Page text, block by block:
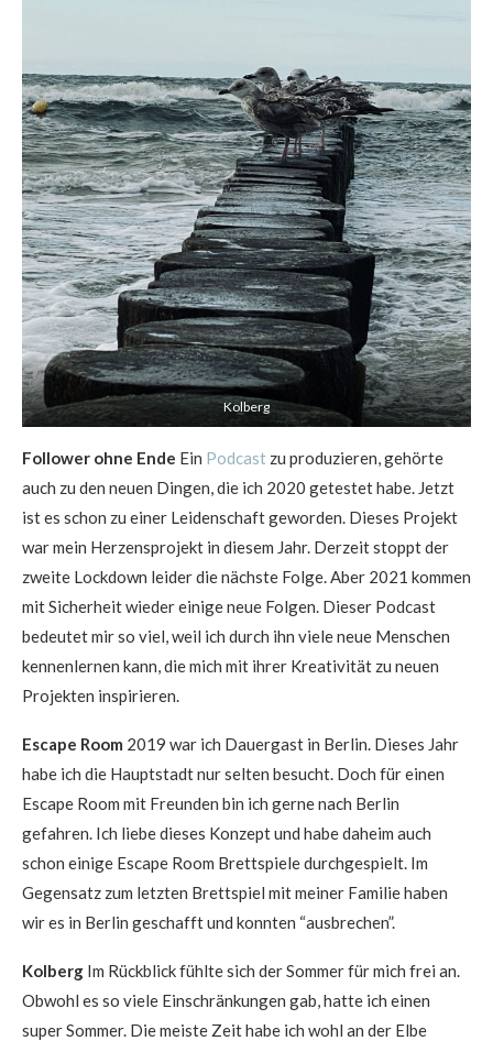
Kolberg
Follower ohne Ende Ein Podcast zu produzieren, gehörte
auch zu den neuen Dingen, die ich 2020 getestet habe. Jetzt
ist es schon zu einer Leidenschaft geworden. Dieses Projekt
war mein Herzensprojekt in diesem Jahr. Derzeit stoppt der
zweite Lockdown leider die nächste Folge. Aber 2021 kommen
mit Sicherheit wieder einige neue Folgen. Dieser Podcast
bedeutet mir so viel, weil ich durch ihn viele neue Menschen
kennenlernen kann, die mich mit ihrer Kreativität zu neuen
Projekten inspirieren.
Escape Room 2019 war ich Dauergast in Berlin. Dieses Jahr
habe ich die Hauptstadt nur selten besucht. Doch für einen
Escape Room mit Freunden bin ich gerne nach Berlin
gefahren. Ich liebe dieses Konzept und habe daheim auch
schon einige Escape Room Brettspiele durchgespielt. Im
Gegensatz zum letzten Brettspiel mit meiner Familie haben
wir es in Berlin geschafft und konnten “ausbrechen”.
Kolberg Im Rückblick fühlte sich der Sommer für mich frei an.
Obwohl es so viele Einschränkungen gab, hatte ich einen
super Sommer. Die meiste Zeit habe ich wohl an der Elbe